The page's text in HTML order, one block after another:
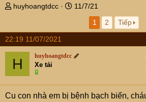
T
e
a
d
s
r
huyhoangtdcc
N
y
ử
11/7/21
1
2 Tiếp
22:19 11/07/2021
H huyhoangtdcc
Xe tải
Cu con nhà em bị bệnh bạch biến,